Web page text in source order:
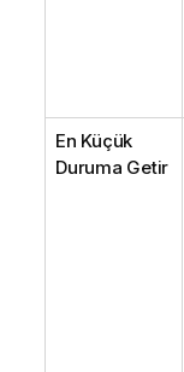
En Küçük
Duruma Getir